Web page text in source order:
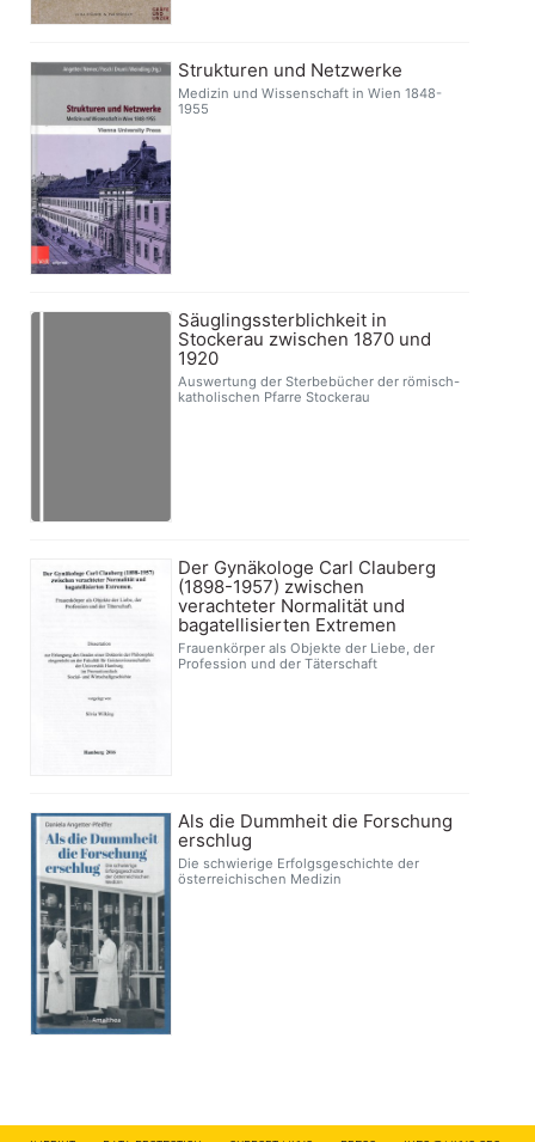
Strukturen und Netzwerke
Medizin und Wissenschaft in Wien 1848-
1955
Säuglingssterblichkeit in
Stockerau zwischen 1870 und
1920
Auswertung der Sterbebücher der römisch-
katholischen Pfarre Stockerau
Der Gynäkologe Carl Clauberg
(1898-1957) zwischen
verachteter Normalität und
bagatellisierten Extremen
Frauenkörper als Objekte der Liebe, der
Profession und der Täterschaft
Als die Dummheit die Forschung
erschlug
Die schwierige Erfolgsgeschichte der
österreichischen Medizin